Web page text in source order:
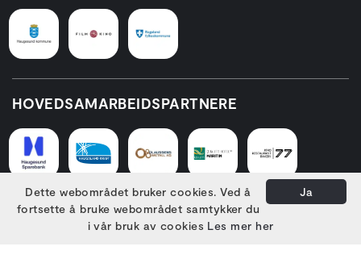
HOVEDSAMARBEIDSPARTNERE
PARTNERE
Ja
Dette webområdet bruker cookies. Ved å
fortsette å bruke webområdet samtykker du
i vår bruk av cookies Les mer her